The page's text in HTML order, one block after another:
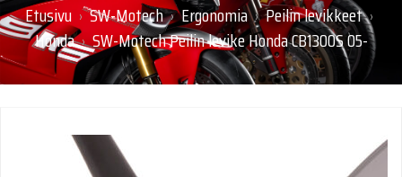
Etusivu › SW-Motech › Ergonomia › Peilin levikkeet ›
Honda › SW-Motech Peilin levike Honda CB1300S 05-